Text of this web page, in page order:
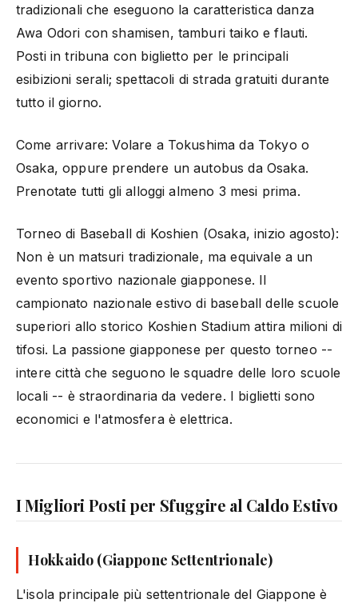
tradizionali che eseguono la caratteristica danza
Awa Odori con shamisen, tamburi taiko e flauti.
Posti in tribuna con biglietto per le principali
esibizioni serali; spettacoli di strada gratuiti durante
tutto il giorno.
Come arrivare: Volare a Tokushima da Tokyo o
Osaka, oppure prendere un autobus da Osaka.
Prenotate tutti gli alloggi almeno 3 mesi prima.
Torneo di Baseball di Koshien (Osaka, inizio agosto):
Non è un matsuri tradizionale, ma equivale a un
evento sportivo nazionale giapponese. Il
campionato nazionale estivo di baseball delle scuole
superiori allo storico Koshien Stadium attira milioni di
tifosi. La passione giapponese per questo torneo --
intere città che seguono le squadre delle loro scuole
locali -- è straordinaria da vedere. I biglietti sono
economici e l'atmosfera è elettrica.
I Migliori Posti per Sfuggire al Caldo Estivo
Hokkaido (Giappone Settentrionale)
L'isola principale più settentrionale del Giappone è